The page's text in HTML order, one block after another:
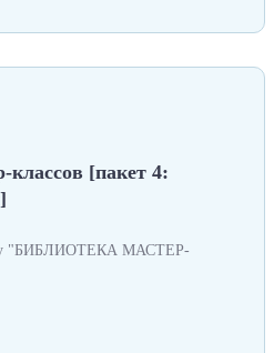
классов [пакет 4:
"БИБЛИОТЕКА МАСТЕР-